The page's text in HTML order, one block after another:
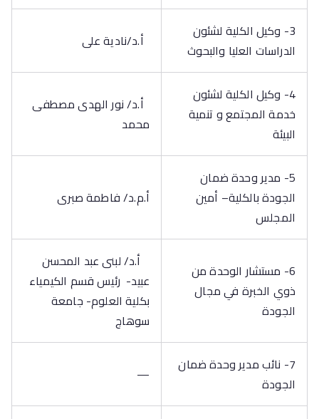
3- وكيل الكلية لشئون
الدراسات العليا والبحوث
أ.د/نادية على
4- وكيل الكلية لشئون
خدمة المجتمع و تنمية
البيئة
أ.د/ نور الهدى مصطفى
محمد
5- مدير وحدة ضمان
الجودة بالكلية– أمين
المجلس
أ.م.د/ فاطمة صبرى
6- مستشار الوحدة من
ذوي الخبرة في مجال
الجودة
أ.د/ لبنى عبد المحسن
عبيد- رئيس قسم الكيمياء
بكلية العلوم- جامعة
سوهاج
7- نائب مدير وحدة ضمان
الجودة
—